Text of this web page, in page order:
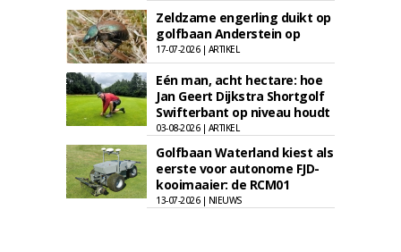
Zeldzame engerling duikt op
golfbaan Anderstein op
17-07-2026 | ARTIKEL
Eén man, acht hectare: hoe
Jan Geert Dijkstra Shortgolf
Swifterbant op niveau houdt
03-08-2026 | ARTIKEL
Golfbaan Waterland kiest als
eerste voor autonome FJD-
kooimaaier: de RCM01
13-07-2026 | NIEUWS